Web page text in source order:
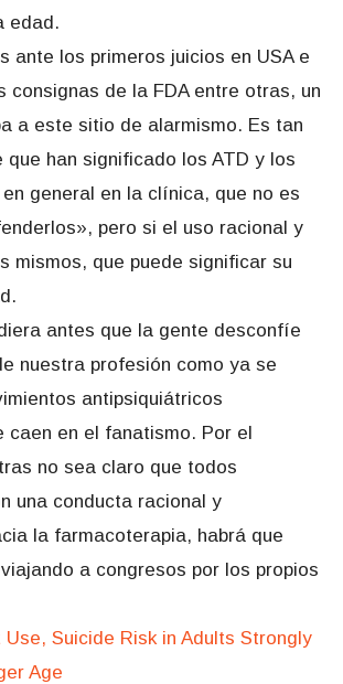
edad.
ante los primeros juicios en USA e
consignas de la FDA entre otras, un
a este sitio de alarmismo. Es tan
que han significado los ATD y los
general en la clínica, que no es
pero si el uso racional y
mismos, que puede significar su
antes que la gente desconfíe
nuestra profesión como ya se
antipsiquiátricos
caen en el fanatismo. Por el
no sea claro que todos
una conducta racional y
la farmacoterapia, habrá que
a congresos por los propios
Suicide Risk in Adults Strongly
Age